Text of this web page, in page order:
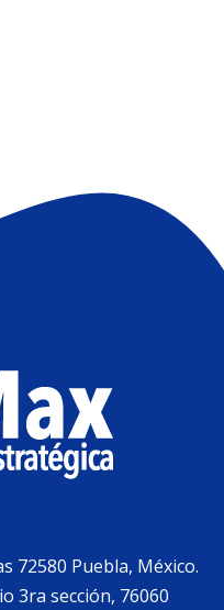
72580 Puebla, México.
3ra sección, 76060